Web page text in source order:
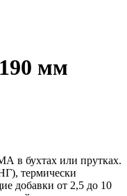
мм
в бухтах или прутках.
термически
добавки от 2,5 до 10